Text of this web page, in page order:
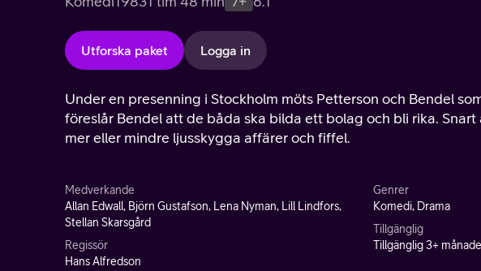
Utforska paket Logga in
Under en presenning i Stockholm möts Petterson och Bendel
föreslår Bendel att de båda ska bilda ett bolag och bli rika.
mer eller mindre ljusskygga affärer och fiffel.
Medverkande
Allan Edwall, Björn Gustafson, Lena Nyman, Lill Lindfors,
Stellan Skarsgård
Regissör
Hans Alfredson
Genrer
Komedi, Drama
Tillgänglig
Tillgänglig 3+